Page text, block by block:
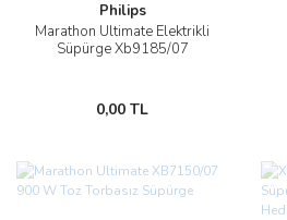
Philips
Marathon Ultimate Elektrikli
Süpürge Xb9185/07
0,00 TL